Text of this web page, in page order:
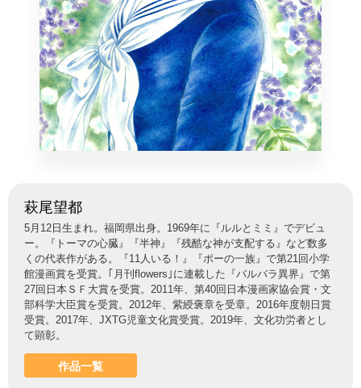
萩尾望都
5月12日生まれ。福岡県出身。1969年に『ルルとミミ』でデビュ
ー。『トーマの心臓』『半神』『残酷な神が支配する』など数多
くの代表作がある。『11人いる！』『ポーの一族』で第21回小学
館漫画賞を受賞。｢月刊flowers｣に連載した『バルバラ異界』で第
27回日本ＳＦ大賞を受賞。2011年、第40回日本漫画家協会賞・文
部科学大臣賞を受賞。2012年、紫綬褒章を受章。2016年度朝日賞
受賞。2017年、JXTG児童文化賞受賞。2019年、文化功労者とし
て顕彰。
作品一覧